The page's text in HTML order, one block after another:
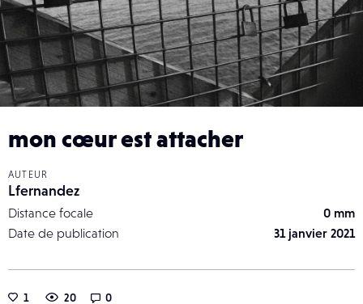
mon cœur est attacher
AUTEUR
Lfernandez
Distance focale
0 mm
Date de publication
31 janvier 2021
1 20 0